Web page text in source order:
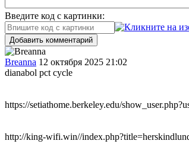
Введите код с картинки:
Добавить комментарий
Breanna 12 октября 2025 21:02
dianabol pct cycle
https://setiathome.berkeley.edu/
http://king-wifi.win//